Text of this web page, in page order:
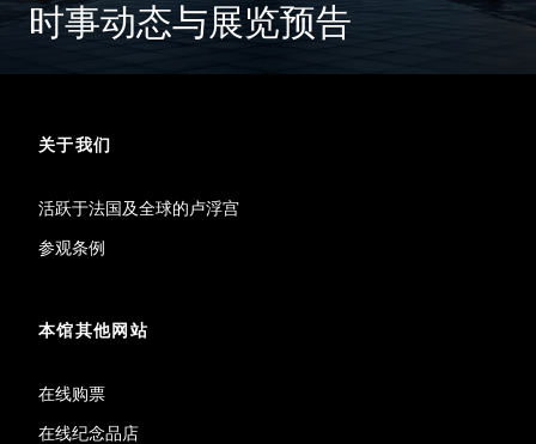
时事动态与展览预告
关于我们
活跃于法国及全球的卢浮宫
参观条例
本馆其他网站
在线购票
在线纪念品店